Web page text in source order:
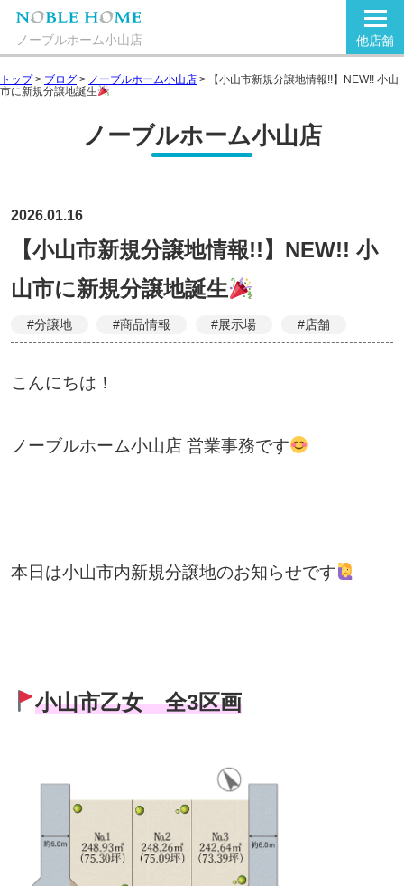
ノーブルホーム小山店 他店舗
トップ> ブログ > ノーブルホーム小山店 >
【小山市新規分譲地情報!!】NEW!! 小山
市に新規分譲地誕生
ノーブルホーム小山店
2026.01.16
【小山市新規分譲地情報!!】NEW!! 小
山市に新規分譲地誕生
#分譲地 #商品情報 #展示場 #店舗
こんにちは！
ノーブルホーム小山店 営業事務です
本日は小山市内新規分譲地のお知らせです
小山市乙女 全3区画